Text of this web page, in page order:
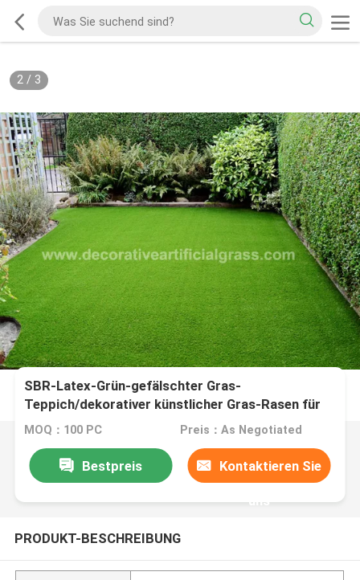
2/ 3
SBR-Latex-Grün-gefälschter Gras-
Teppich/dekorativer künstlicher Gras-Rasen für
Innen-30mm
MOQ：100 PC Preis：As Negotiated
Bestpreis Kontaktieren Sie
uns
PRODUKT-BESCHREIBUNG